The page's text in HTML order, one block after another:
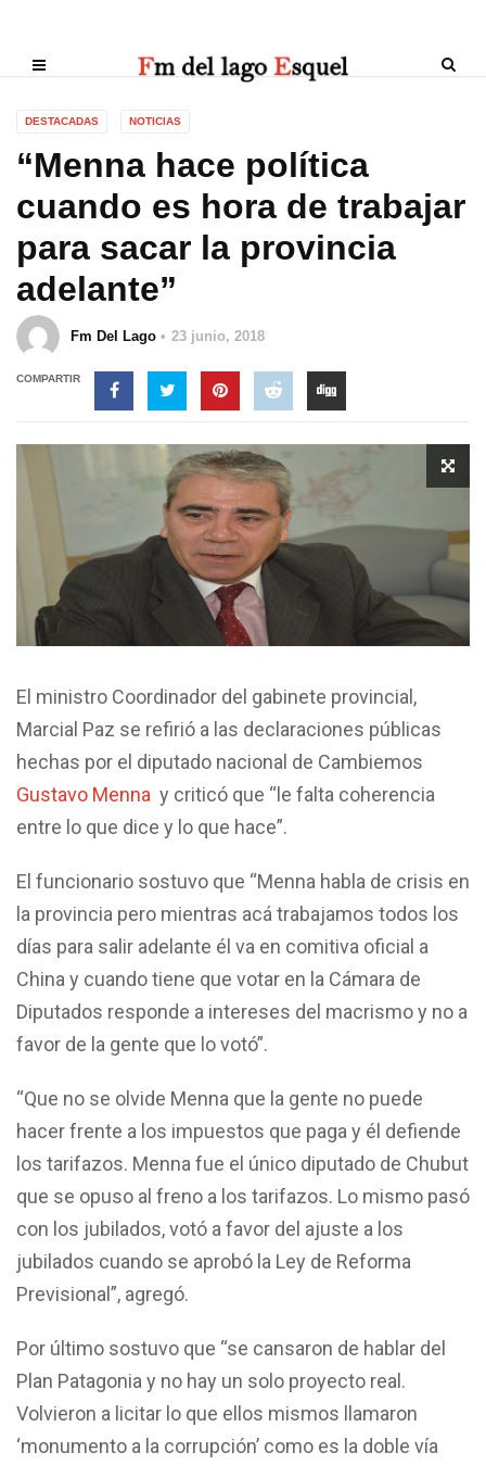
DESTACADAS NOTICIAS
“Menna hace política
cuando es hora de trabajar
para sacar la provincia
adelante”
Fm Del Lago 23 junio, 2018
COMPARTIR
El ministro Coordinador del gabinete provincial,
Marcial Paz se refirió a las declaraciones públicas
hechas por el diputado nacional de Cambiemos
Gustavo Menna y criticó que “le falta coherencia
entre lo que dice y lo que hace”.
El funcionario sostuvo que “Menna habla de crisis en
la provincia pero mientras acá trabajamos todos los
días para salir adelante él va en comitiva oficial a
China y cuando tiene que votar en la Cámara de
Diputados responde a intereses del macrismo y no a
favor de la gente que lo votó”.
“Que no se olvide Menna que la gente no puede
hacer frente a los impuestos que paga y él defiende
los tarifazos. Menna fue el único diputado de Chubut
que se opuso al freno a los tarifazos. Lo mismo pasó
con los jubilados, votó a favor del ajuste a los
jubilados cuando se aprobó la Ley de Reforma
Previsional”, agregó.
Por último sostuvo que “se cansaron de hablar del
Plan Patagonia y no hay un solo proyecto real.
Volvieron a licitar lo que ellos mismos llamaron
‘monumento a la corrupción’ como es la doble vía